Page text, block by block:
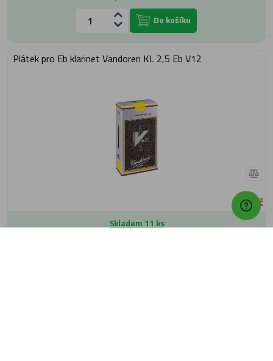
Do košíku
Plátek pro Eb klarinet Vandoren KL 2,5 Eb V12
119 Kč
Skladem 11 ks